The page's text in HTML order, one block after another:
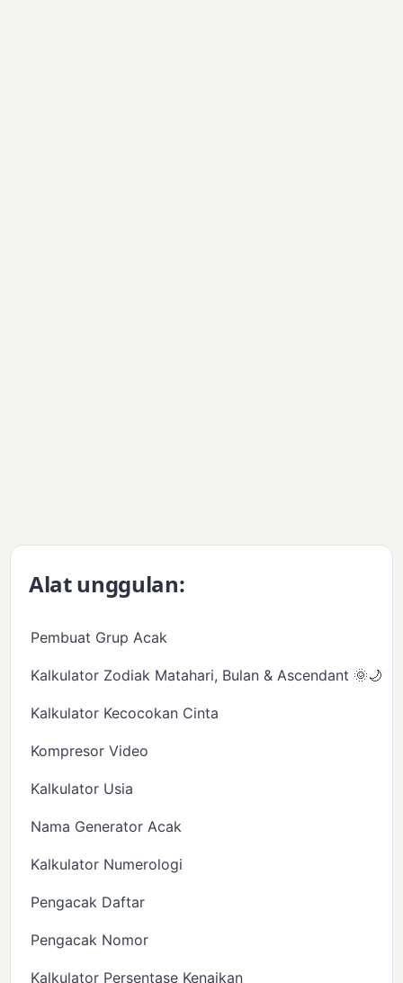
Alat unggulan:
Pembuat Grup Acak
Kalkulator Zodiak Matahari, Bulan & Ascendant 🌞🌙✨
Kalkulator Kecocokan Cinta
Kompresor Video
Kalkulator Usia
Nama Generator Acak
Kalkulator Numerologi
Pengacak Daftar
Pengacak Nomor
Kalkulator Persentase Kenaikan